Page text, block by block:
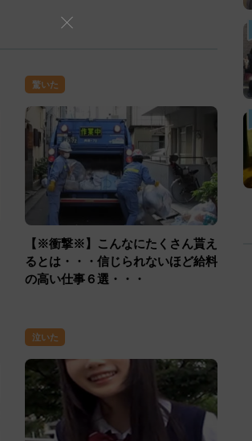
驚いた
【※衝撃※】こんなにたくさん貰え
るとは・・・信じられないほど給料
の高い仕事６選・・・
泣いた